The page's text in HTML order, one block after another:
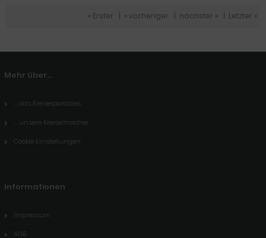
« Erster « vorheriger nächster » Letzter »
Mehr über...
... das Kreiselparadies
... unsere Kreiselmacher
Cookie Einstellungen
Informationen
Impressum
AGB